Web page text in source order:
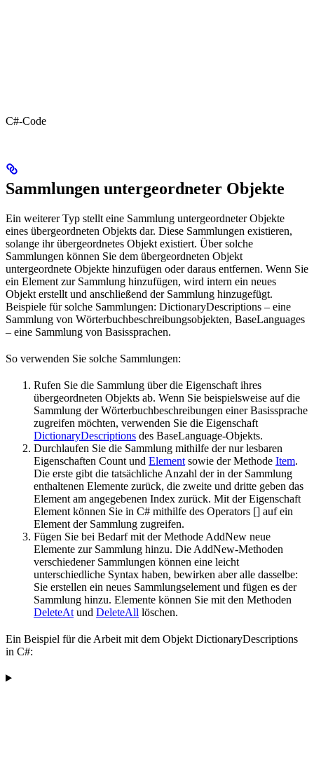
C#-Code
Sammlungen untergeordneter Objekte
Ein weiterer Typ stellt eine Sammlung untergeordneter Objekte
eines übergeordneten Objekts dar. Diese Sammlungen existieren,
solange ihr übergeordnetes Objekt existiert. Über solche
Sammlungen können Sie dem übergeordneten Objekt
untergeordnete Objekte hinzufügen oder daraus entfernen. Wenn Sie
ein Element zur Sammlung hinzufügen, wird intern ein neues
Objekt erstellt und anschließend der Sammlung hinzugefügt.
Beispiele für solche Sammlungen: DictionaryDescriptions – eine
Sammlung von Wörterbuchbeschreibungsobjekten, BaseLanguages
– eine Sammlung von Basissprachen.
So verwenden Sie solche Sammlungen:
Rufen Sie die Sammlung über die Eigenschaft ihres
übergeordneten Objekts ab. Wenn Sie beispielsweise auf die
Sammlung der Wörterbuchbeschreibungen einer Basissprache
zugreifen möchten, verwenden Sie die Eigenschaft
DictionaryDescriptions des BaseLanguage-Objekts.
Durchlaufen Sie die Sammlung mithilfe der nur lesbaren
Eigenschaften Count und Element sowie der Methode Item.
Die erste gibt die tatsächliche Anzahl der in der Sammlung
enthaltenen Elemente zurück, die zweite und dritte geben das
Element am angegebenen Index zurück. Mit der Eigenschaft
Element können Sie in C# mithilfe des Operators [] auf ein
Element der Sammlung zugreifen.
Fügen Sie bei Bedarf mit der Methode AddNew neue
Elemente zur Sammlung hinzu. Die AddNew-Methoden
verschiedener Sammlungen können eine leicht
unterschiedliche Syntax haben, bewirken aber alle dasselbe:
Sie erstellen ein neues Sammlungselement und fügen es der
Sammlung hinzu. Elemente können Sie mit den Methoden
DeleteAt und DeleteAll löschen.
Ein Beispiel für die Arbeit mit dem Objekt DictionaryDescriptions
in C#: